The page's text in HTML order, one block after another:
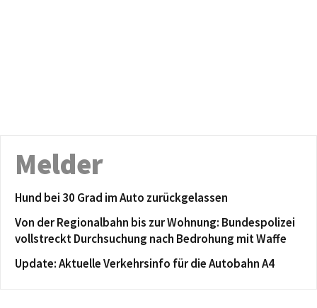
Melder
Hund bei 30 Grad im Auto zurückgelassen
Von der Regionalbahn bis zur Wohnung: Bundespolizei
vollstreckt Durchsuchung nach Bedrohung mit Waffe
Update: Aktuelle Verkehrsinfo für die Autobahn A4